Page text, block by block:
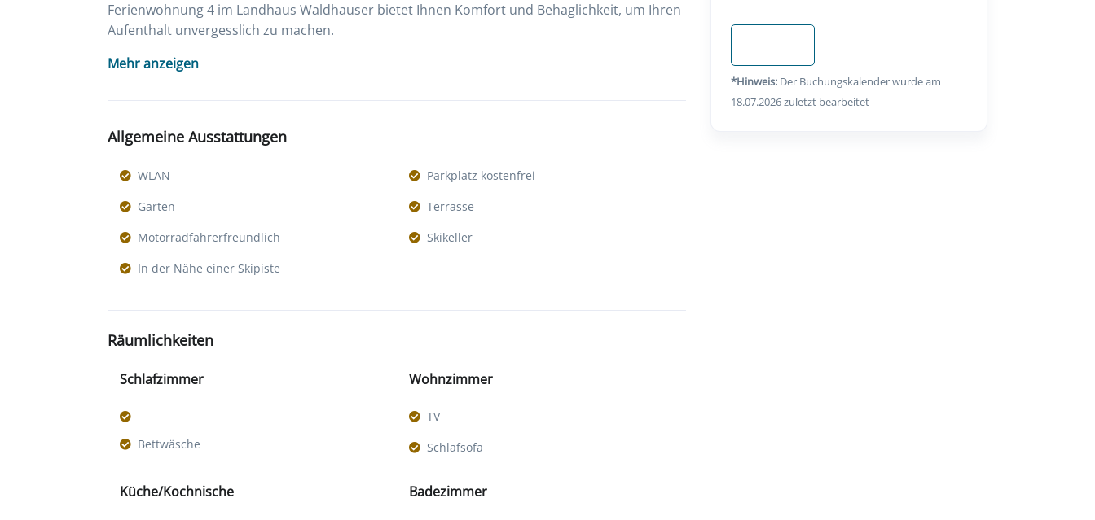
Ferienwohnung 4 im Landhaus Waldhauser bietet Ihnen Komfort und Behaglichkeit, um Ihren
Aufenthalt unvergesslich zu machen.
Mehr anzeigen
Allgemeine Ausstattungen
WLAN
Parkplatz kostenfrei
Garten
Terrasse
Motorradfahrerfreundlich
Skikeller
In der Nähe einer Skipiste
Räumlichkeiten
Schlafzimmer
Bettwäsche
Wohnzimmer
TV
Schlafsofa
Küche/Kochnische Badezimmer
*Hinweis: Der Buchungskalender wurde am
18.07.2026 zuletzt bearbeitet